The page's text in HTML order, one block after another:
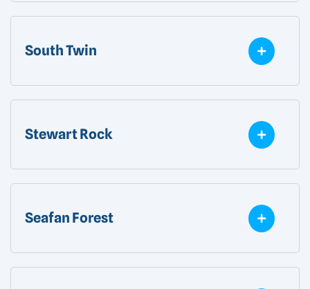
South Twin
Stewart Rock
Seafan Forest